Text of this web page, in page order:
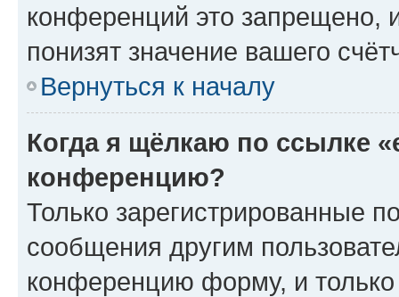
конференций это запрещено,
понизят значение вашего
Вернуться к началу
Когда я щёлкаю по ссылке
конференцию?
Только зарегистрированные
сообщения другим
конференцию форму, и